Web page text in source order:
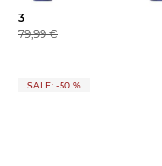
39,99 €
79,99 €
SALE: -50 %